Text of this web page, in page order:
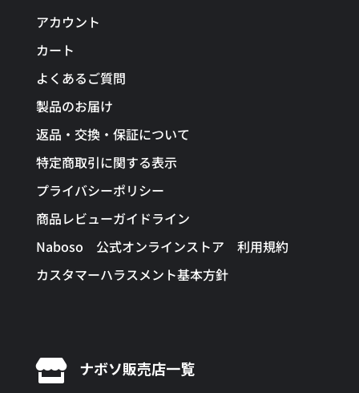
アカウント
カート
よくあるご質問
製品のお届け
返品・交換・保証について
特定商取引に関する表示
プライバシーポリシー
商品レビューガイドライン
Naboso 公式オンラインストア 利用規約
カスタマーハラスメント基本方針
 ナボソ販売店一覧